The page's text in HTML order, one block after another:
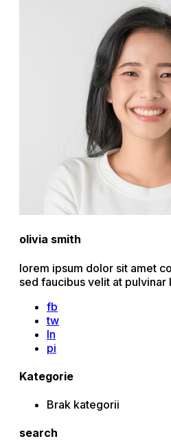
olivia smith
lorem ipsum dolor sit amet
sed faucibus velit at pulvinar
fb
tw
ln
pi
Kategorie
Brak kategorii
search